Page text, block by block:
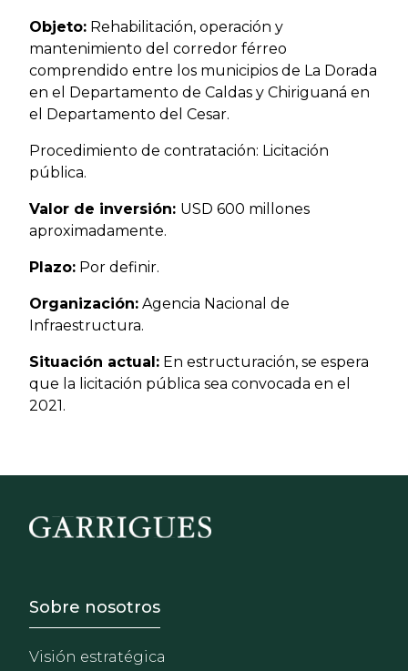
Objeto: Rehabilitación, operación y
mantenimiento del corredor férreo
comprendido entre los municipios de La Dorada
en el Departamento de Caldas y Chiriguaná en
el Departamento del Cesar.
Procedimiento de contratación: Licitación
pública.
Valor de inversión: USD 600 millones
aproximadamente.
Plazo: Por definir.
Organización: Agencia Nacional de
Infraestructura.
Situación actual: En estructuración, se espera
que la licitación pública sea convocada en el
2021.
Footer - Sobre Nosotros
Sobre nosotros
Visión estratégica